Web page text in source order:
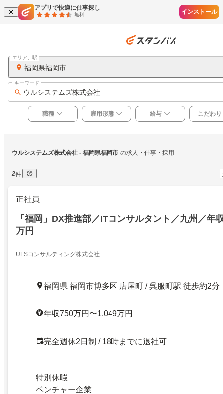
アプリで快適に仕事探し
無料 インストール
福岡県福岡市
エリア、駅
ウルシステムズ株式会社
キーワード
職種 雇用形態 給与 こだわり
ウルシステムズ株式会社 - 福岡県福岡市 の求人・仕事・採用
2件
正社員
「福岡」DX推進部／ITコンサルタント／九州／年
万円
ULSコンサルティング株式会社
福岡県 福岡市博多区 店屋町 / 呉服町駅 徒歩約2分
年収750万円〜1,049万円
完全週休2日制 / 18時までに退社可
特別休暇
ベンチャー企業